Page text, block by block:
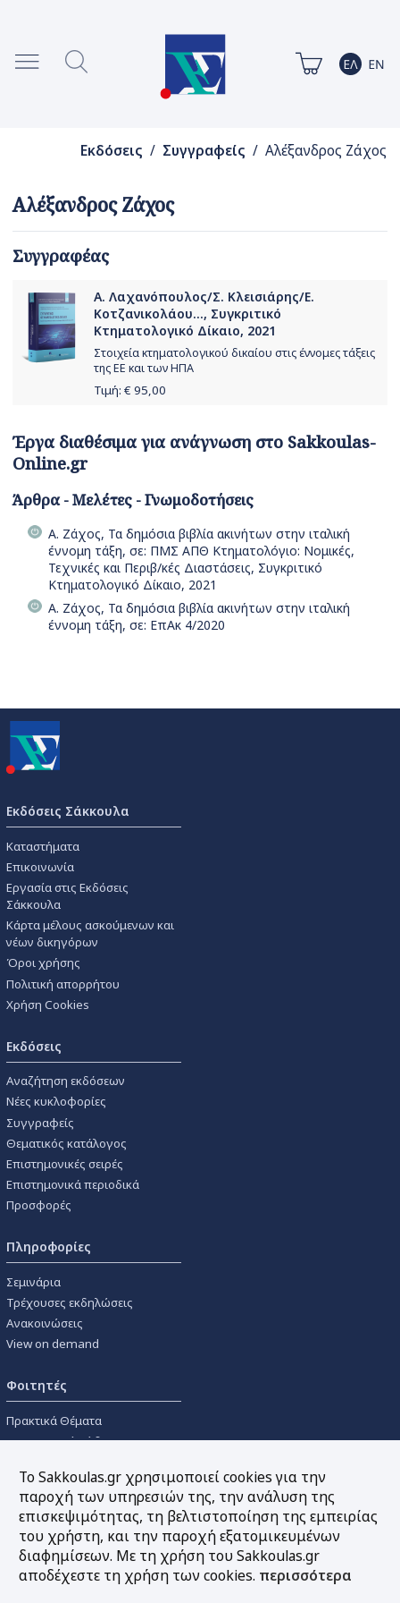
Εκδόσεις / Συγγραφείς / Αλέξανδρος Ζάχος
Αλέξανδρος Ζάχος
Συγγραφέας
Α. Λαχανόπουλος/Σ. Κλεισιάρης/Ε.
Κοτζανικολάου..., Συγκριτικό
Κτηματολογικό Δίκαιο, 2021
Στοιχεία κτηματολογικού δικαίου στις έννομες τάξεις
της ΕΕ και των ΗΠΑ
Τιμή: € 95,00
Έργα διαθέσιμα για ανάγνωση στο Sakkoulas-
Online.gr
Άρθρα - Μελέτες - Γνωμοδοτήσεις
Α. Ζάχος, Τα δημόσια βιβλία ακινήτων στην ιταλική
έννομη τάξη, σε: ΠΜΣ ΑΠΘ Κτηματολόγιο: Νομικές,
Τεχνικές και Περιβ/κές Διαστάσεις, Συγκριτικό
Κτηματολογικό Δίκαιο, 2021
Α. Ζάχος, Τα δημόσια βιβλία ακινήτων στην ιταλική
έννομη τάξη, σε: ΕπΑκ 4/2020
Εκδόσεις Σάκκουλα
Καταστήματα
Επικοινωνία
Εργασία στις Εκδόσεις
Σάκκουλα
Κάρτα μέλους ασκούμενων και
νέων δικηγόρων
Όροι χρήσης
Πολιτική απορρήτου
Χρήση Cookies
Εκδόσεις
Αναζήτηση εκδόσεων
Νέες κυκλοφορίες
Συγγραφείς
Θεματικός κατάλογος
Επιστημονικές σειρές
Επιστημονικά περιοδικά
Προσφορές
Πληροφορίες
Σεμινάρια
Τρέχουσες εκδηλώσεις
Ανακοινώσεις
View on demand
Φοιτητές
Πρακτικά Θέματα
Οικονομικοί Κώδικες
Συγγραμμάτων
Εργαλεία
Online υπολογισμός τόκων
Υπηρεσία Ηλεκτρονικής
Το Sakkoulas.gr χρησιμοποιεί cookies για την
παροχή των υπηρεσιών της, την ανάλυση της
επισκεψιμότητας, τη βελτιστοποίηση της εμπειρίας
του χρήστη, και την παροχή εξατομικευμένων
διαφημίσεων. Με τη χρήση του Sakkoulas.gr
αποδέχεστε τη χρήση των cookies. περισσότερα